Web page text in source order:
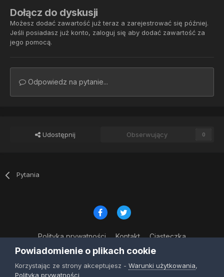
Dołącz do dyskusji
Możesz dodać zawartość już teraz a zarejestrować się później.
Jeśli posiadasz już konto, zaloguj się aby dodać zawartość za
jego pomocą.
Odpowiedz na pytanie...
Udostępnij Obserwujący 0
Pytania
Polityka prywatności Kontakt Ciasteczka
© Copyright 2023
Powered by Invision Community
Powiadomienie o plikach cookie
Korzystając ze strony akceptujesz - Warunki użytkowania,
Polityka prywatności